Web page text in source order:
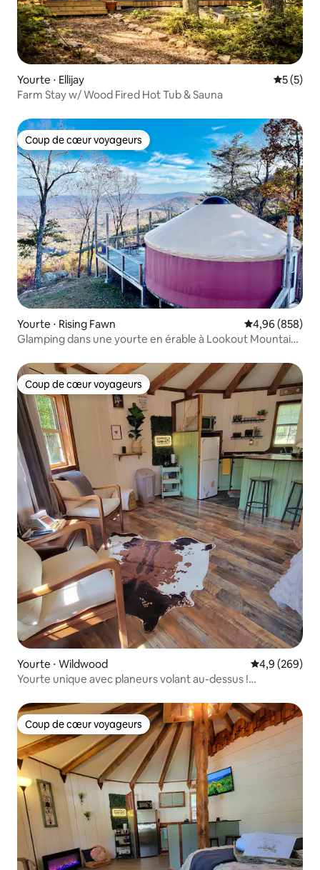
Yourte ⋅ Ellijay
5 (5)
Farm Stay w/ Wood Fired Hot Tub & Sauna
Coup de cœur voyageurs
Coup de cœur voyageurs
Yourte ⋅ Rising Fawn Évaluation
4,96 (858)
Glamping dans une yourte en érable à Lookout Mountain,
Coup de cœur voyageurs
Coup de cœur voyageurs
Yourte ⋅ Wildwood Évaluation
4,9 (269)
Yourte unique avec planeurs volant au-dessus !
Coup de cœur voyageurs
Coup de cœur voyageurs